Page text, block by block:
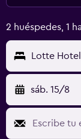
2 huéspedes, 1
Lotte
sáb. 15/8